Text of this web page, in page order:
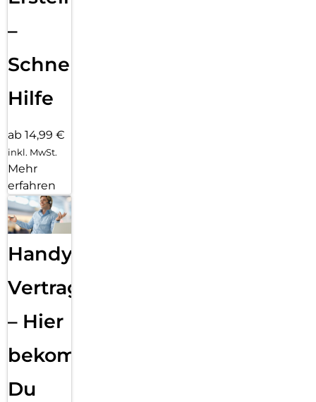
–
Schnelle
Hilfe
ab 14,99 €
inkl. MwSt.
Mehr
erfahren
Handy
Vertragsabwicklung
– Hier
bekommst
Du